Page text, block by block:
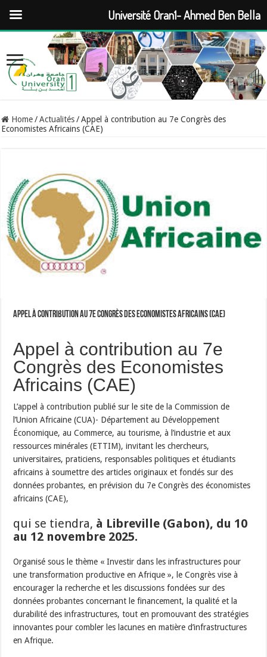
Home / Actualités / Appel à contribution au 7e Congrès des
Economistes Africains (CAE)
Appel à contribution au 7e Congrès des Economistes Africains (CAE)
Appel à contribution au 7e
Congrès des Economistes
Africains (CAE)
L’appel à contribution publié sur le site de la Commission de
l’Union Africaine (CUA)- Département au Développement
Économique, au Commerce, au tourisme, à l’industrie et aux
ressources minérales (ETTIM), invitant les chercheurs,
universitaires, praticiens, responsables politiques et étudiants
africains à soumettre des articles originaux et fondés sur des
données probantes, en prévision du 7e Congrès des économistes
africains (CAE),
qui se tiendra, à Libreville (Gabon), du 10
au 12 novembre 2025.
Organisé sous le thème « Investir dans les infrastructures pour
une transformation productive en Afrique », le Congrès vise à
encourager la recherche et les discussions fondées sur des
données probantes concernant le financement, la qualité et la
durabilité des infrastructures, tout en promouvant des stratégies
innovantes pour combler les lacunes en matière d’infrastructures
en Afrique.
Université Oran1- Ahmed Ben Bella